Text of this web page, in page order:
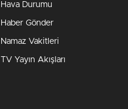
Hava Durumu
Haber Gönder
Namaz Vakitleri
TV Yayın Akışları